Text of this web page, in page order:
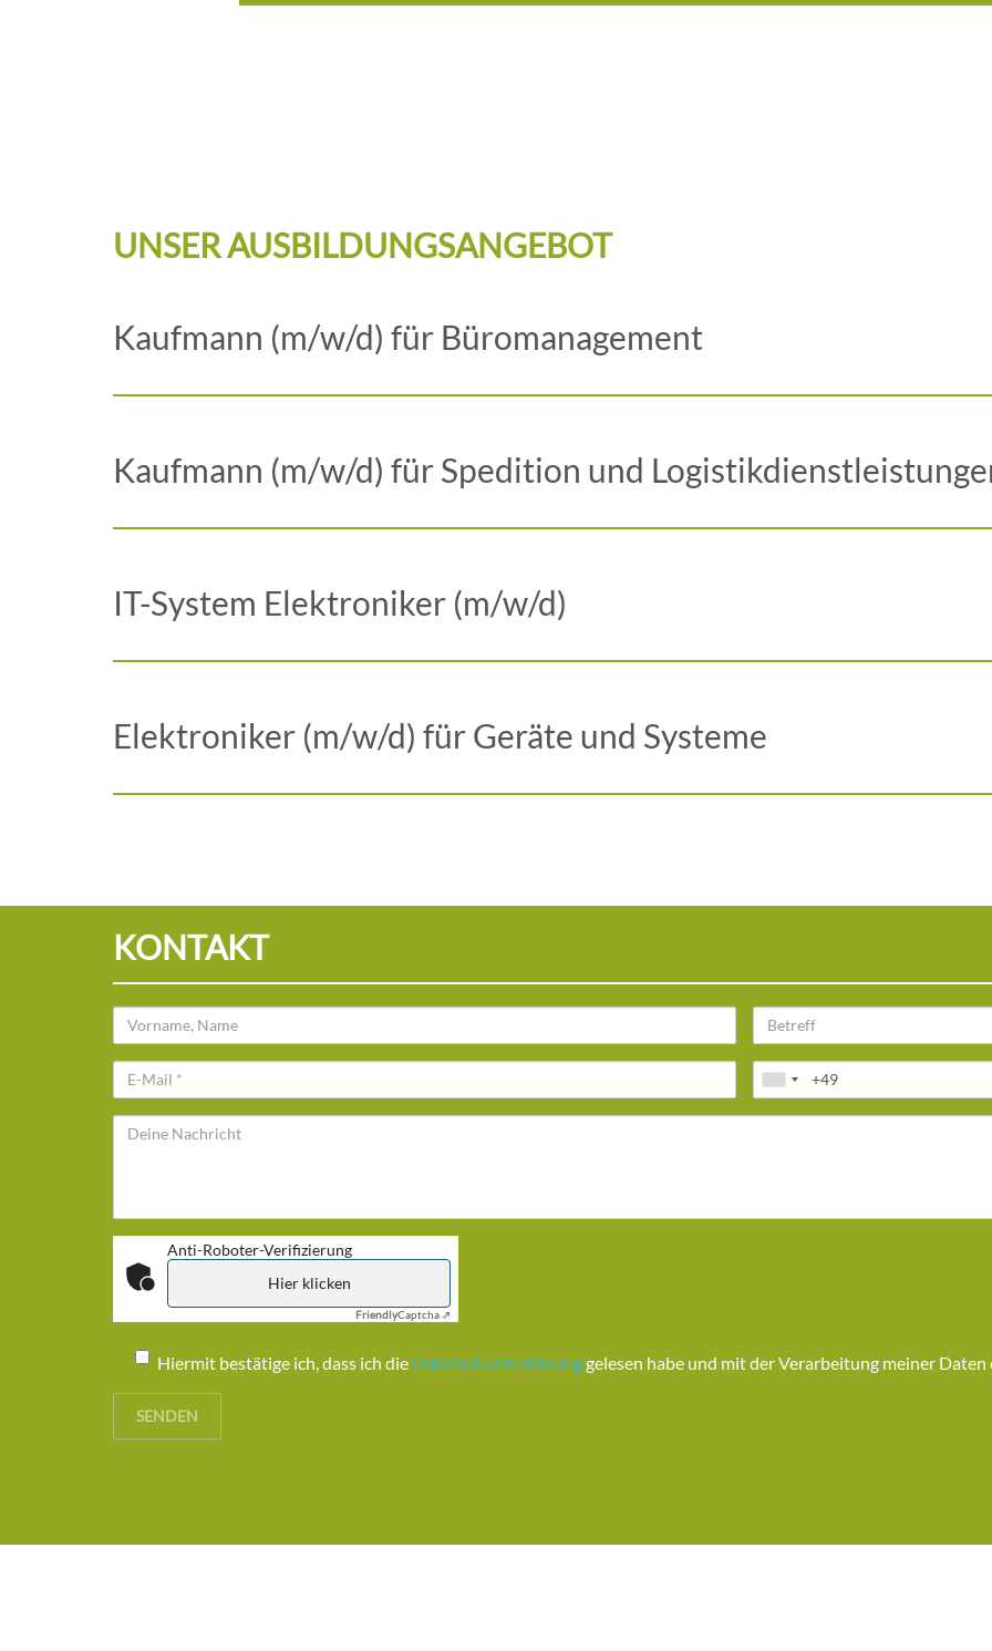
UNSER AUSBILDUNGSANGEBOT
Kaufmann (m/w/d) für Büromanagement
Kaufmann (m/w/d) für Spedition und
IT-System Elektroniker (m/w/d)
Elektroniker (m/w/d) für Geräte und Systeme
KONTAKT
Name Betreff
Mail
Telefon
Deine
Anti-Roboter-Verifizierung
Hier klicken
FriendlyCaptcha ⇗
Datenschutz
Hiermit bestätige ich, dass ich die Datenschutzerklärunggelesen habe und mit der Verarbeitung meiner